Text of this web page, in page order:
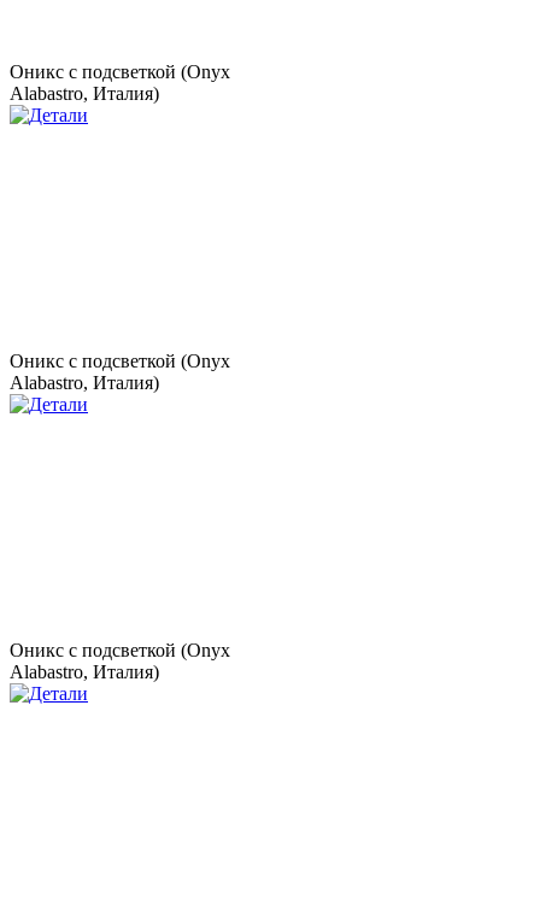
Оникс с подсветкой (Onyx
Alabastro, Италия)
Оникс с подсветкой (Onyx
Alabastro, Италия)
Оникс с подсветкой (Onyx
Alabastro, Италия)